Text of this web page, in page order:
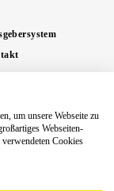
um unsere Webseite zu
Webseiten-
Cookies